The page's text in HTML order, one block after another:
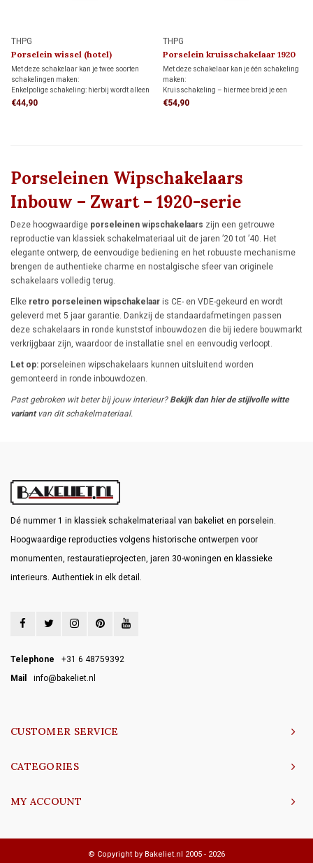
THPG
Porselein wissel (hotel)
schakelaar 1920
Met deze schakelaar kan je twee soorten
schakelingen maken:
Enkelpolige schakeling: hierbij wordt alleen
de stroomvoerende draad onderbroken.
€44,90
THPG
Porselein kruisschakelaar 1920
Met deze schakelaar kan je één schakeling
maken:
Kruisschakeling – hiermee breid je een
wisselschakeling uit door samen met twee
€54,90
Porseleinen Wipschakelaars
Inbouw – Zwart – 1920-serie
Deze hoogwaardige porseleinen wipschakelaars zijn een getrouwe
reproductie van klassiek schakelmateriaal uit de jaren ’20 tot ’40. Het
elegante ontwerp, de eenvoudige bediening en het robuuste mechanisme
brengen de authentieke charme en nostalgische sfeer van originele
schakelaars volledig terug.
Elke retro porseleinen wipschakelaar is CE- en VDE-gekeurd en wordt
geleverd met 5 jaar garantie. Dankzij de standaardafmetingen passen
deze schakelaars in ronde kunststof inbouwdozen die bij iedere bouwmarkt
verkrijgbaar zijn, waardoor de installatie snel en eenvoudig verloopt.
Let op: porseleinen wipschakelaars kunnen uitsluitend worden
gemonteerd in ronde inbouwdozen.
Past gebroken wit beter bij jouw interieur? Bekijk dan hier de stijlvolle witte
variantvan dit schakelmateriaal.
Dé nummer 1 in klassiek schakelmateriaal van bakeliet en porselein.
Hoogwaardige reproducties volgens historische ontwerpen voor
monumenten, restauratieprojecten, jaren 30-woningen en klassieke
interieurs. Authentiek in elk detail.
Telephone
+31 6 48759392
Mail
info@bakeliet.nl
CUSTOMER SERVICE
CATEGORIES
MY ACCOUNT
© Copyright by Bakeliet.nl 2005 - 2026